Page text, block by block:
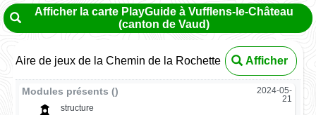
Afficher la carte PlayGuide à Vufflens-le-Château
(canton de Vaud)
Aire de jeux de la Chemin de la Rochette Afficher
Modules présents ()
2024-05-
21
structure